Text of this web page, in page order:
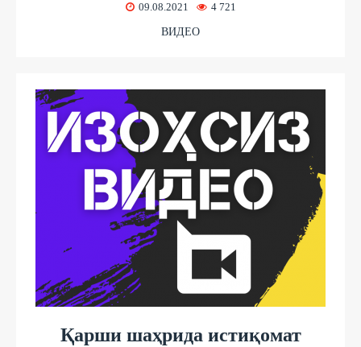
09.08.2021 4 721
ВИДЕО
Қарши шаҳрида истиқомат